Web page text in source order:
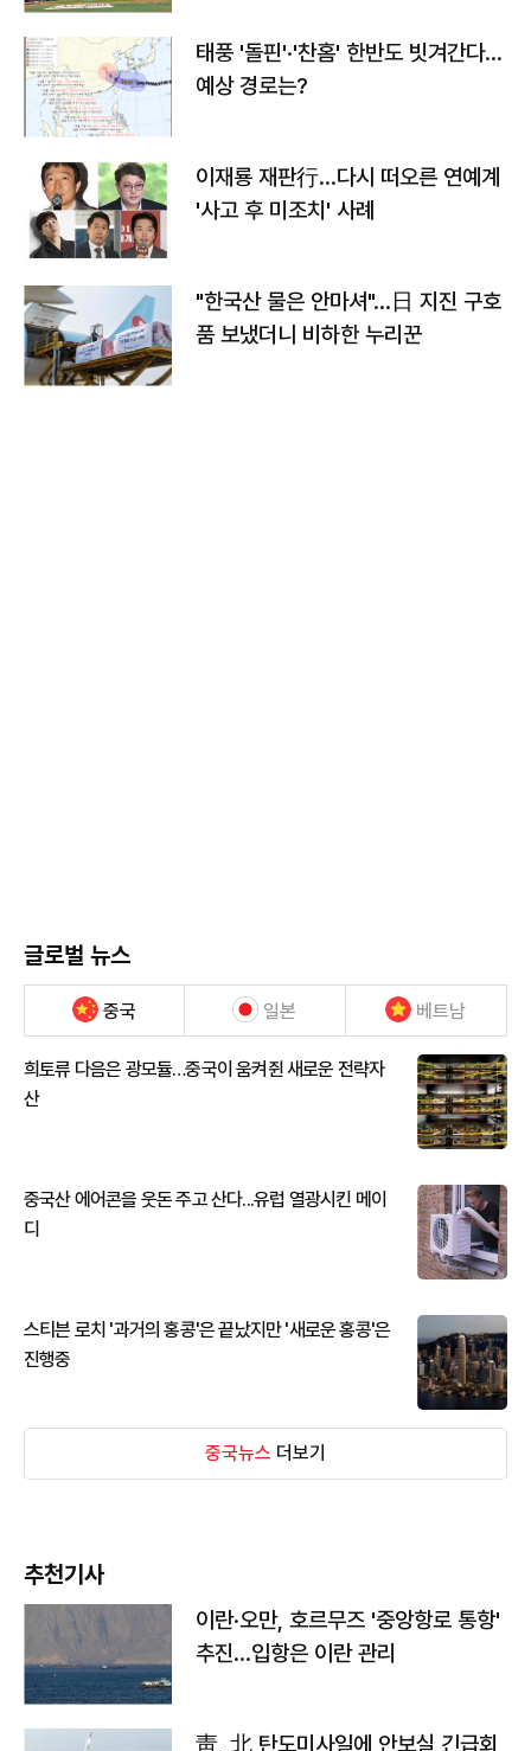
태풍 '돌핀'·'찬홈' 한반도 빗겨간다…
예상 경로는?
이재룡 재판行…다시 떠오른 연예계
'사고 후 미조치' 사례
"한국산 물은 안마셔"…日 지진 구호
품 보냈더니 비하한 누리꾼
글로벌 뉴스
중국 일본 베트남
희토류 다음은 광모듈…중국이 움켜쥔 새로운 전략자
산
중국산 에어콘을 웃돈 주고 산다...유럽 열광시킨 메이
디
스티븐 로치 '과거의 홍콩'은 끝났지만 '새로운 홍콩'은
진행중
중국뉴스 더보기
추천기사
이란·오만, 호르무즈 '중앙항로 통항'
추진…입항은 이란 관리
靑, 北 탄도미사일에 안보실 긴급회